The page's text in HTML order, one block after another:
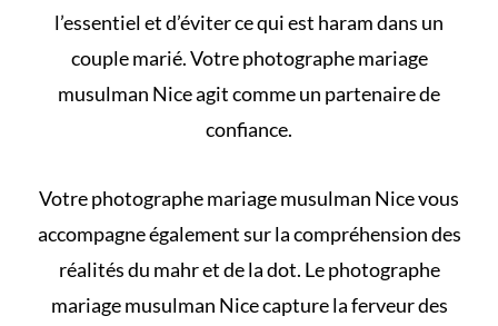
l’essentiel et d’éviterce qui est haram dans un
couple marié. Votre photographe mariage
musulman Nice agit comme un partenaire de
confiance.
Votre photographe mariage musulman Nice vous
accompagne également sur la compréhension des
réalités du mahr et de la dot. Le photographe
mariage musulman Nice capture la ferveur des